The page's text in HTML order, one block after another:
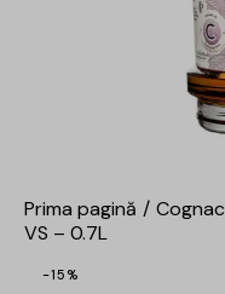
Prima pagină Cognac
VS – 0.7L
-15%